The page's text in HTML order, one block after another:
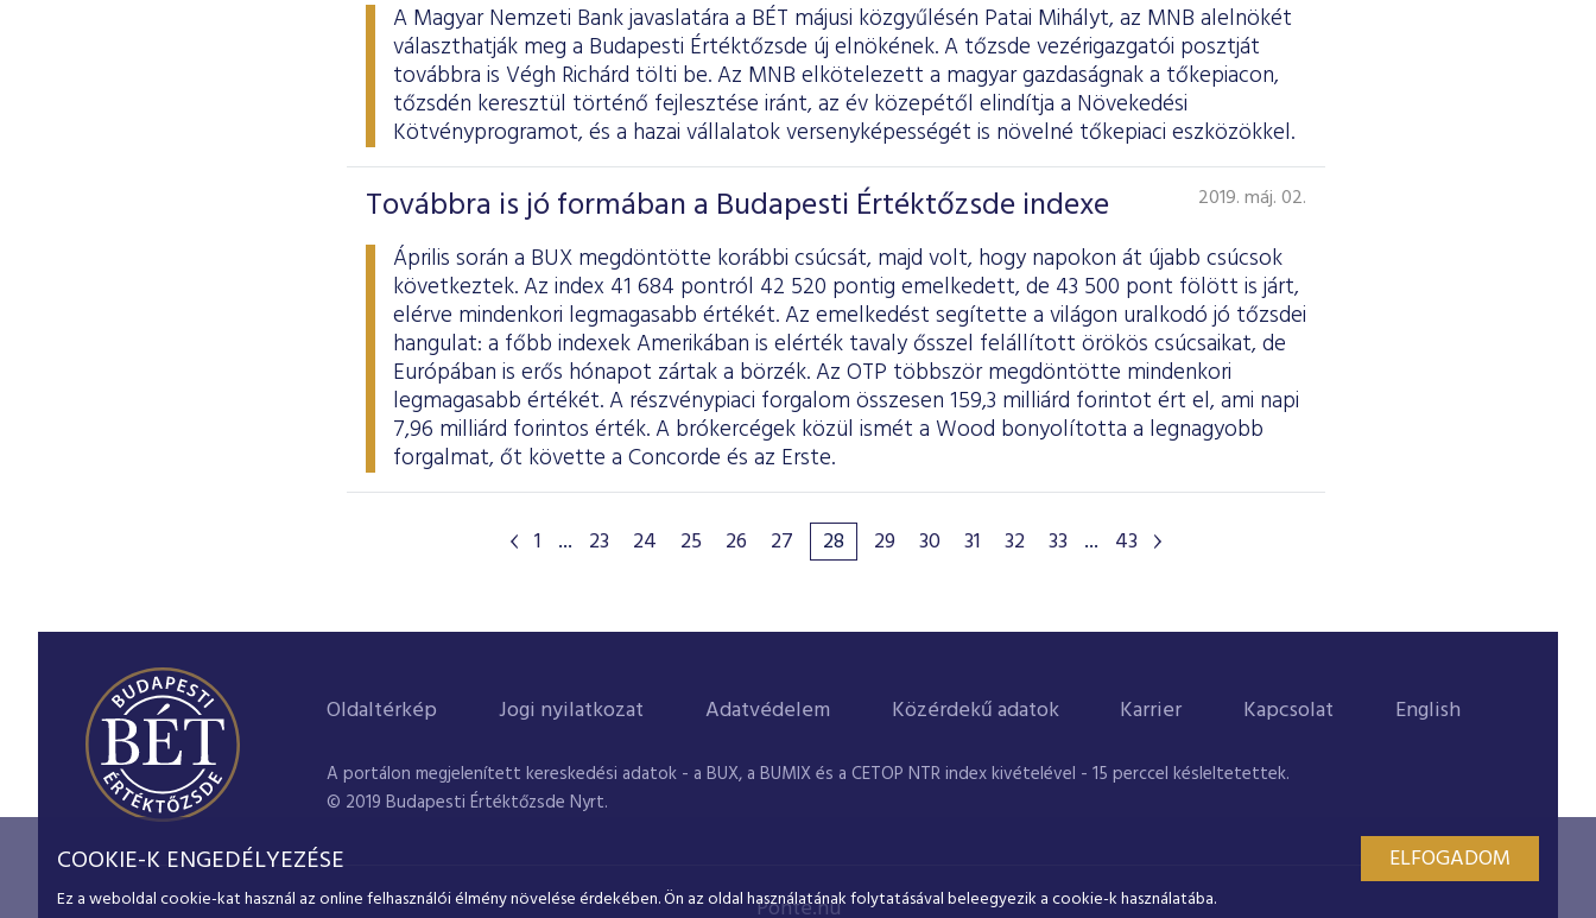
A Magyar Nemzeti Bank javaslatára a BÉT májusi közgyűlésén Patai Mihályt, az MNB alelnökét
választhatják meg a Budapesti Értéktőzsde új elnökének. A tőzsde vezérigazgatói posztját
továbbra is Végh Richárd tölti be. Az MNB elkötelezett a magyar gazdaságnak a tőkepiacon,
tőzsdén keresztül történő fejlesztése iránt, az év közepétől elindítja a Növekedési
Kötvényprogramot, és a hazai vállalatok versenyképességét is növelné tőkepiaci eszközökkel.
Továbbra is jó formában a Budapesti Értéktőzsde indexe 2019. máj. 02.
Április során a BUX megdöntötte korábbi csúcsát, majd volt, hogy napokon át újabb csúcsok
következtek. Az index 41 684 pontról 42 520 pontig emelkedett, de 43 500 pont fölött is járt,
elérve mindenkori legmagasabb értékét. Az emelkedést segítette a világon uralkodó jó tőzsdei
hangulat: a főbb indexek Amerikában is elérték tavaly ősszel felállított örökös csúcsaikat, de
Európában is erős hónapot zártak a börzék. Az OTP többször megdöntötte mindenkori
legmagasabb értékét. A részvénypiaci forgalom összesen 159,3 milliárd forintot ért el, ami napi
7,96 milliárd forintos érték. A brókercégek közül ismét a Wood bonyolította a legnagyobb
forgalmat, őt követte a Concorde és az Erste.
1 ... 23 24 25 26 27 28 29 30 31 32 33 ... 43
Oldaltérkép Jogi nyilatkozat Adatvédelem Közérdekű adatok Karrier Kapcsolat English
A portálon megjelenített kereskedési adatok - a BUX, a BUMIX és a CETOP NTR index kivételével - 15 perccel késleltetettek.
© 2019 Budapesti Értéktőzsde Nyrt.
Ponte.hu
COOKIE-K ENGEDÉLYEZÉSE
Ez a weboldal cookie-kat használ az online felhasználói élmény növelése érdekében. Ön az oldal használatának folytatásával beleegyezik a cookie-k használatába.
ELFOGADOM